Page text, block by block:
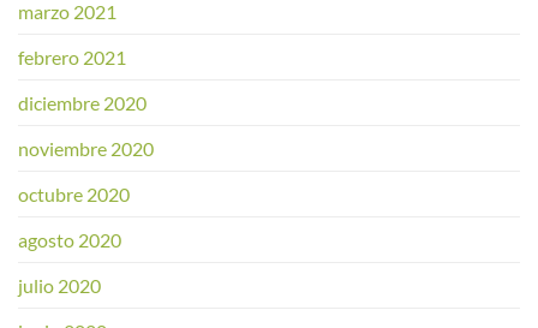
marzo 2021
febrero 2021
diciembre 2020
noviembre 2020
octubre 2020
agosto 2020
julio 2020